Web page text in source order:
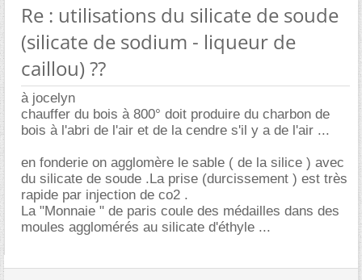
Re : utilisations du silicate de soude
(silicate de sodium - liqueur de
caillou) ??
à jocelyn
chauffer du bois à 800° doit produire du charbon de
bois à l'abri de l'air et de la cendre s'il y a de l'air ...
en fonderie on agglomère le sable ( de la silice ) avec
du silicate de soude .La prise (durcissement ) est très
rapide par injection de co2 .
La "Monnaie " de paris coule des médailles dans des
moules agglomérés au silicate d'éthyle ...